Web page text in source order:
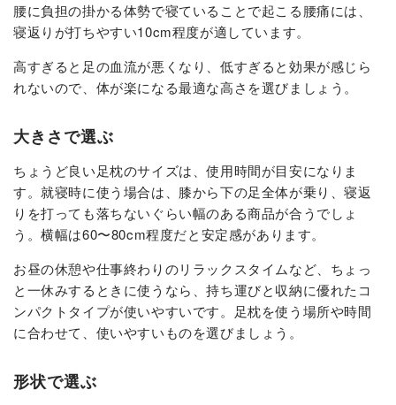
腰に負担の掛かる体勢で寝ていることで起こる腰痛には、
寝返りが打ちやすい10cm程度が適しています。
高すぎると足の血流が悪くなり、低すぎると効果が感じら
れないので、体が楽になる最適な高さを選びましょう。
大きさで選ぶ
ちょうど良い足枕のサイズは、使用時間が目安になりま
す。就寝時に使う場合は、膝から下の足全体が乗り、寝返
りを打っても落ちないぐらい幅のある商品が合うでしょ
う。横幅は60〜80cm程度だと安定感があります。
お昼の休憩や仕事終わりのリラックスタイムなど、ちょっ
と一休みするときに使うなら、持ち運びと収納に優れたコ
ンパクトタイプが使いやすいです。足枕を使う場所や時間
に合わせて、使いやすいものを選びましょう。
形状で選ぶ